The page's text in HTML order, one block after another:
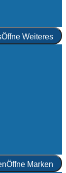
Öffne Weiteres
Öffne Marken